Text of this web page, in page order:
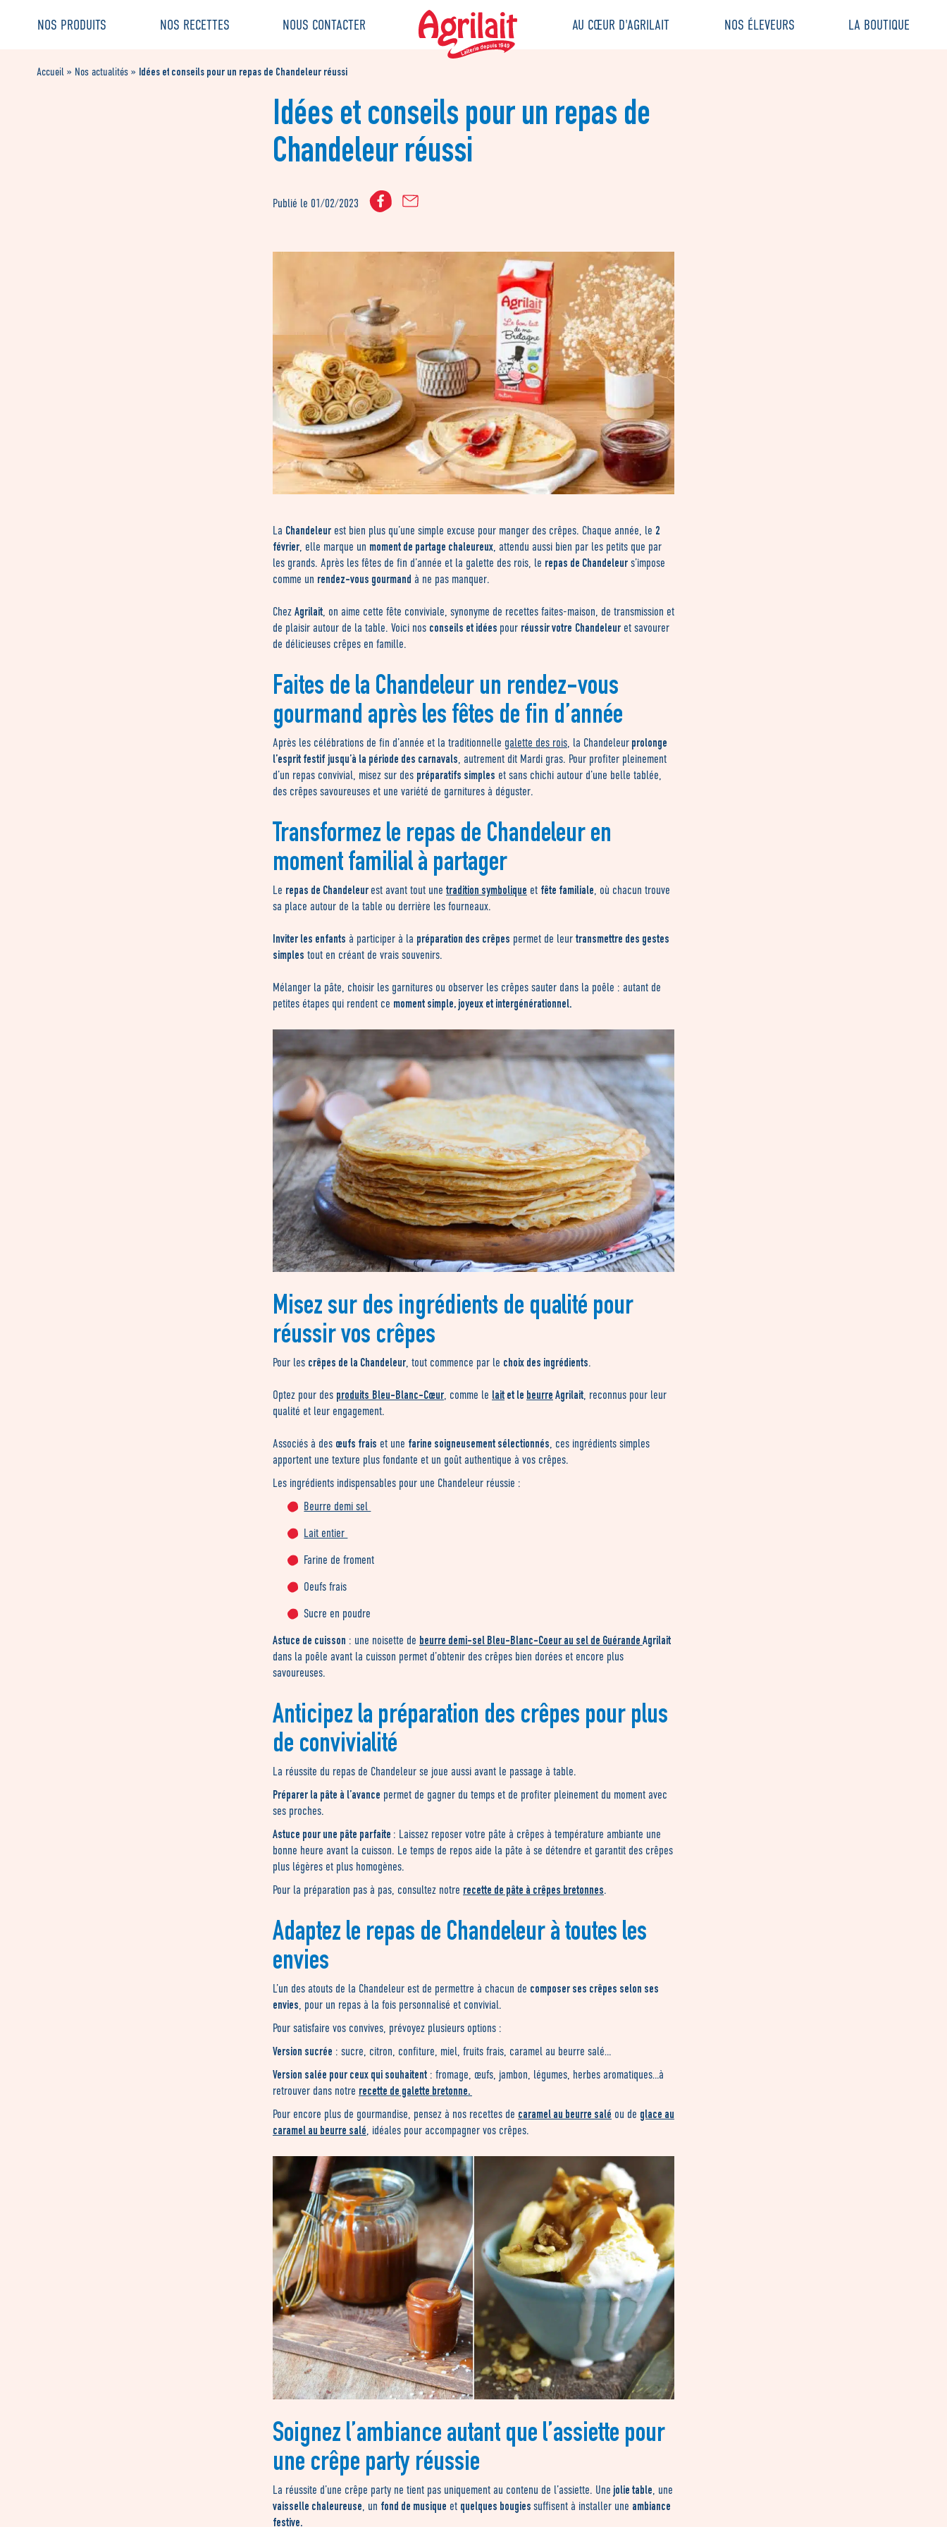
contenu
NOS PRODUITS NOS RECETTES NOUS CONTACTER AU CŒUR D'AGRILAIT NOS ÉLEVEURS LA BOUTIQUE
Accueil » Nos actualités » Idées et conseils pour un repas de Chandeleur réussi
Idées et conseils pour un repas de
Chandeleur réussi
Publié le 01/02/2023
La Chandeleur est bien plus qu’une simple excuse pour manger des crêpes. Chaque année, le 2
février, elle marque un moment de partage chaleureux, attendu aussi bien par les petits que par
les grands. Après les fêtes de fin d’année et la galette des rois, le repas de Chandeleur s’impose
comme un rendez-vous gourmand à ne pas manquer.
Chez Agrilait, on aime cette fête conviviale, synonyme de recettes faites-maison, de transmission et
de plaisir autour de la table. Voici nos conseils et idées pour réussir votre Chandeleur et savourer
de délicieuses crêpes en famille.
Faites de la Chandeleur un rendez-vous
gourmand après les fêtes de fin d’année
Après les célébrations de fin d’année et la traditionnelle galette des rois, la Chandeleur prolonge
l’esprit festif jusqu’à la période des carnavals, autrement dit Mardi gras. Pour profiter pleinement
d’un repas convivial, misez sur des préparatifs simples et sans chichi autour d’une belle tablée,
des crêpes savoureuses et une variété de garnitures à déguster.
Transformez le repas de Chandeleur en
moment familial à partager
Le repas de Chandeleur est avant tout une tradition symbolique et fête familiale, où chacun trouve
sa place autour de la table ou derrière les fourneaux.
Inviter les enfants à participer à la préparation des crêpes permet de leur transmettre des gestes
simples tout en créant de vrais souvenirs.
Mélanger la pâte, choisir les garnitures ou observer les crêpes sauter dans la poêle : autant de
petites étapes qui rendent ce moment simple, joyeux et intergénérationnel.
Misez sur des ingrédients de qualité pour
réussir vos crêpes
Pour les crêpes de la Chandeleur, tout commence par le choix des ingrédients.
Optez pour des produits Bleu-Blanc-Cœur, comme le lait et le beurre Agrilait, reconnus pour leur
qualité et leur engagement.
Associés à des œufs frais et une farine soigneusement sélectionnés, ces ingrédients simples
apportent une texture plus fondante et un goût authentique à vos crêpes.
Les ingrédients indispensables pour une Chandeleur réussie :
Beurre demi sel
Lait entier
Farine de froment
Oeufs frais
Sucre en poudre
Astuce de cuisson : une noisette de beurre demi-sel Bleu-Blanc-Coeur au sel de Guérande Agrilait
dans la poêle avant la cuisson permet d’obtenir des crêpes bien dorées et encore plus
savoureuses.
Anticipez la préparation des crêpes pour plus
de convivialité
La réussite du repas de Chandeleur se joue aussi avant le passage à table.
Préparer la pâte à l’avance permet de gagner du temps et de profiter pleinement du moment avec
ses proches.
Astuce pour une pâte parfaite : Laissez reposer votre pâte à crêpes à température ambiante une
bonne heure avant la cuisson. Le temps de repos aide la pâte à se détendre et garantit des crêpes
plus légères et plus homogènes.
Pour la préparation pas à pas, consultez notre recette de pâte à crêpes bretonnes.
Adaptez le repas de Chandeleur à toutes les
envies
L’un des atouts de la Chandeleur est de permettre à chacun de composer ses crêpes selon ses
envies, pour un repas à la fois personnalisé et convivial.
Pour satisfaire vos convives, prévoyez plusieurs options :
Version sucrée : sucre, citron, confiture, miel, fruits frais, caramel au beurre salé…
Version salée pour ceux qui souhaitent : fromage, œufs, jambon, légumes, herbes aromatiques…à
retrouver dans notre recette de galette bretonne.
Pour encore plus de gourmandise, pensez à nos recettes de caramel au beurre salé ou de glace au
caramel au beurre salé, idéales pour accompagner vos crêpes.
Soignez l’ambiance autant que l’assiette pour
une crêpe party réussie
La réussite d’une crêpe party ne tient pas uniquement au contenu de l’assiette. Une jolie table , une
vaisselle chaleureuse , un fond de musique et quelques bougies suffisent à installer une ambiance
festive.